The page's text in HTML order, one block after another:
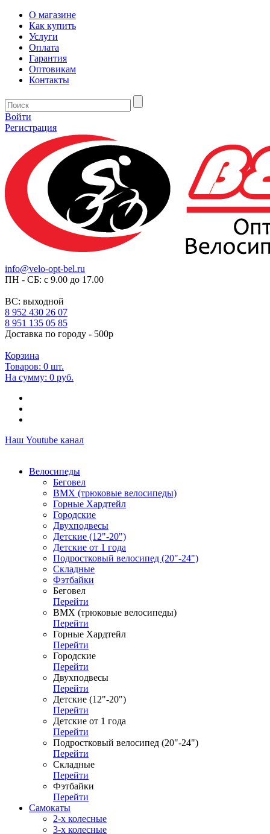
О магазине
Как купить
Услуги
Оплата
Гарантия
Оптовикам
Контакты
Войти
Регистрация
info@velo-opt-bel.ru
ПН - СБ: с 9.00 до 17.00
ВС: выходной
8 952 430 26 07
8 951 135 05 85
Доставка по городу - 500р
Корзина
Товаров: 0 шт.
На сумму: 0 руб.
Наш Youtube канал
Велосипеды
Беговел
ВМХ (трюковые велосипеды)
Горные Хардтейл
Городские
Двухподвесы
Детские (12"-20")
Детские от 1 года
Подростковый велосипед (20"-24")
Складные
Фэтбайки
Беговел
Перейти
ВМХ (трюковые велосипеды)
Перейти
Горные Хардтейл
Перейти
Городские
Перейти
Двухподвесы
Перейти
Детские (12"-20")
Перейти
Детские от 1 года
Перейти
Подростковый велосипед (20"-24")
Перейти
Складные
Перейти
Фэтбайки
Перейти
Самокаты
2-х колесные
3-х колесные